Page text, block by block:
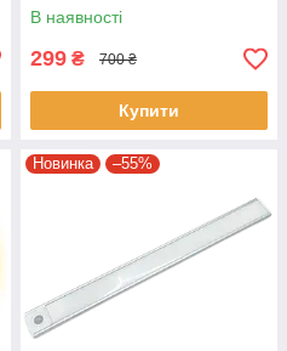
В наявності
299 ₴ 700 ₴
Купити
Новинка –55%